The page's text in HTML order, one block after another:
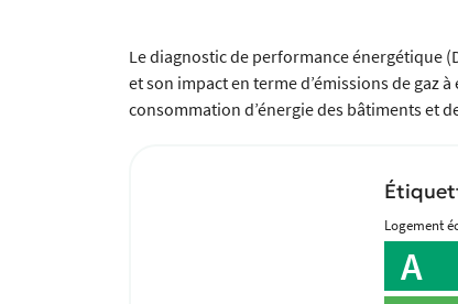
Le diagnostic de performance énergétique
et son impact en terme d’émissions de gaz
consommation d’énergie des bâtiments et
Logement
A